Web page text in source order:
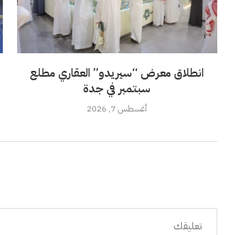
انطلاق معرض “سيريدو” العقاري مطلع
سبتمبر في جدة
أغسطس 7, 2026